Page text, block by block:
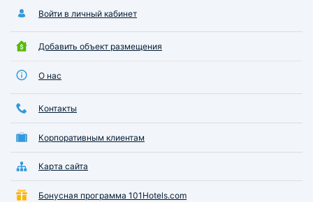
Войти в личный кабинет
Добавить объект размещения
О нас
Контакты
Корпоративным клиентам
Карта сайта
Бонусная программа 101Hotels.com